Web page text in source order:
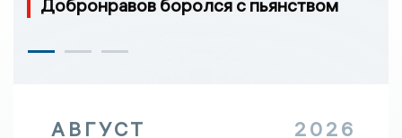
Добронравов боролся с пьянством
АВГУСТ 2026